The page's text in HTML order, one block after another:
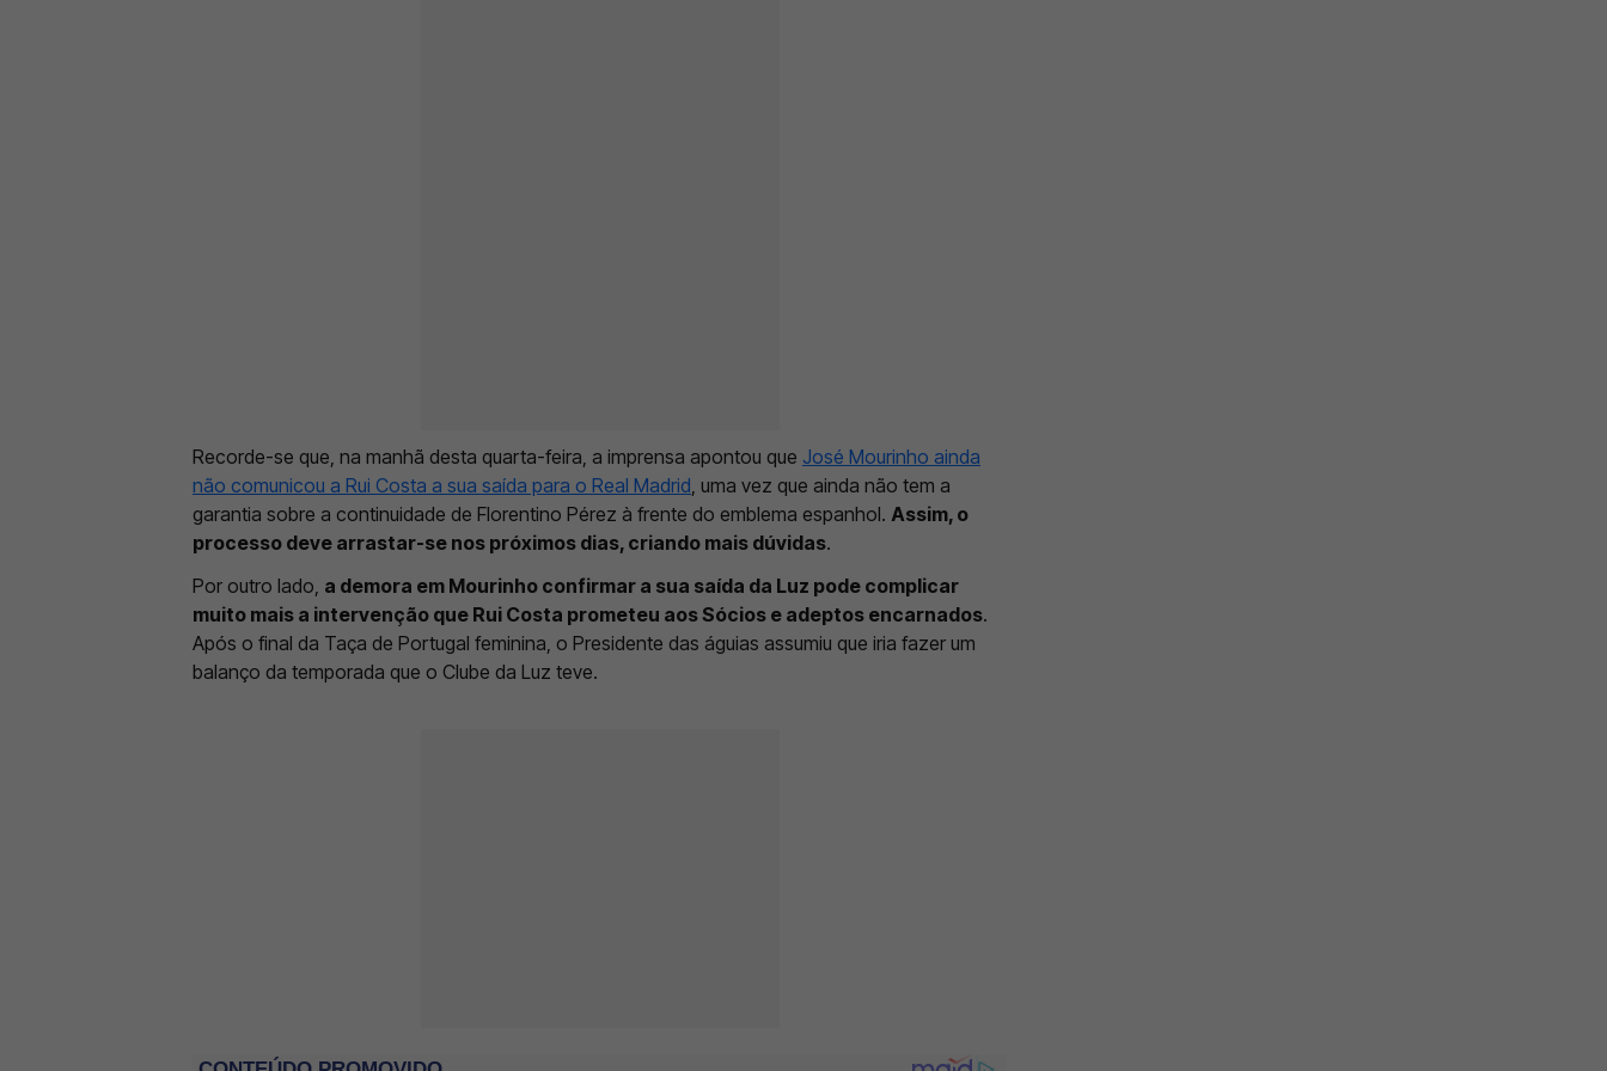
Recorde-se que, na manhã desta quarta-feira, a imprensa apontou que José Mourinho ainda
não comunicou a Rui Costa a sua saída para o Real Madrid , uma vez que ainda não tem a
garantia sobre a continuidade de Florentino Pérez à frente do emblema espanhol. Assim, o
processo deve arrastar-se nos próximos dias, criando mais dúvidas.
Por outro lado, a demora em Mourinho confirmar a sua saída da Luz pode complicar
muito mais a intervenção que Rui Costa prometeu aos Sócios e adeptos encarnados.
Após o final da Taça de Portugal feminina, o Presidente das águias assumiu que iria fazer um
balanço da temporada que o Clube da Luz teve.